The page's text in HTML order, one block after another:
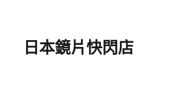
日本鏡片快閃店